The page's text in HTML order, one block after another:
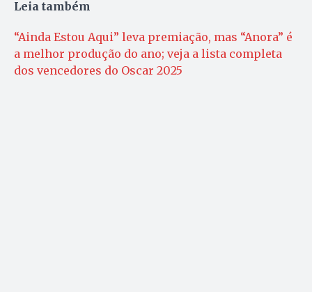
Leia também
“Ainda Estou Aqui” leva premiação, mas “Anora” é
a melhor produção do ano; veja a lista completa
dos vencedores do Oscar 2025